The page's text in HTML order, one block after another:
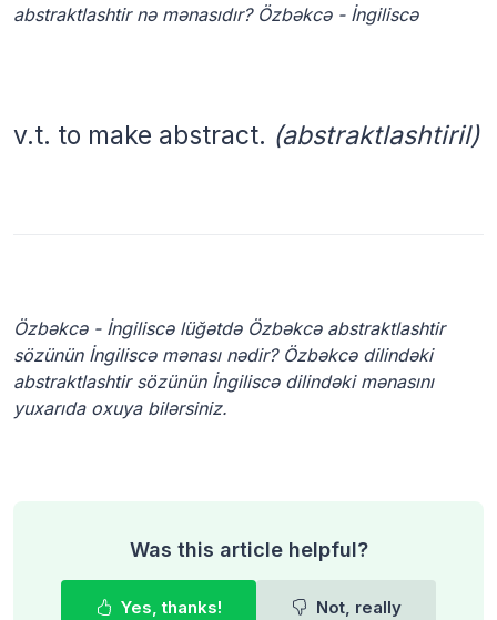
abstraktlashtir nə mənasıdır? Özbəkcə - İngiliscə
v.t. to make abstract. (abstraktlashtiril)
Özbəkcə - İngiliscə lüğətdə Özbəkcə abstraktlashtir
sözünün İngiliscə mənası nədir? Özbəkcə dilindəki
abstraktlashtir sözünün İngiliscə dilindəki mənasını
yuxarıda oxuya bilərsiniz.
Was this article helpful?
Yes, thanks! Not, really